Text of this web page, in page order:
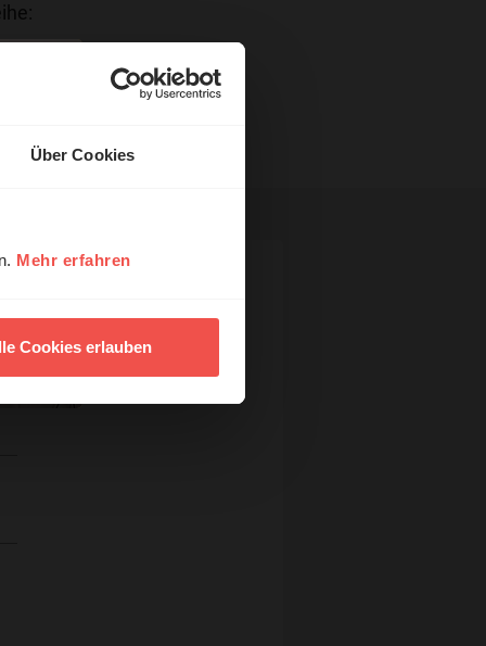
Über Cookies
Mehr erfahren
Cookies erlauben